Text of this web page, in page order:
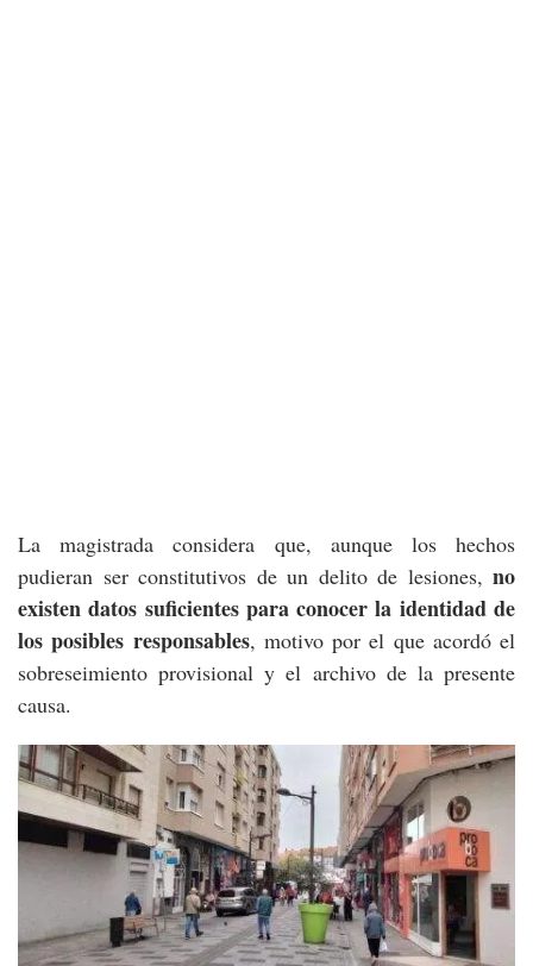
La magistrada considera que, aunque los hechos
pudieran ser constitutivos de un delito de lesiones, no
existen datos suficientes para conocer la identidad de
los posibles responsables, motivo por el que acordó el
sobreseimiento provisional y el archivo de la presente
causa.